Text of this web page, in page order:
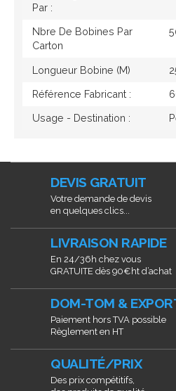
Par :
Nbre De Bobines Par
Carton
Longueur Bobine (M)
Référence Fabricant :
Usage - Destination :
DEVIS GRATUIT
Votre demande de devis
en quelques clics...
LIVRAISON RAPIDE
En 24/36h chez vous
GRATUITE dès 90€ht d’achat
DOM-TOM &
Paiement hors TVA possible
Règlement en HT
QUALITÉ/PRIX
Des prix compétitifs,